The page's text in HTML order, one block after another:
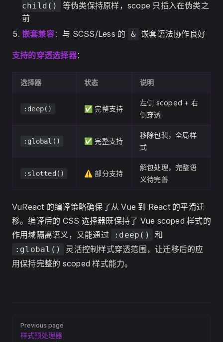
child()
等伪类保持原样，scope 只插入在伪类之
前
嵌套兼容：与 SCSS/Less 的 & 嵌套语法协作良好
支持的穿透选择器：
选择器 状态 说明
:deep() ✅ 完整支持
左侧 scoped + 右
侧穿透
:global() ✅ 完整支持
移除包装，全局样
式
:slotted() ⚠️ 部分支持
解包处理，完整语
义待完善
VuReact 的编译策略确保了从 Vue 到 React 的平滑迁
移。编译后的 CSS 选择器既保持了 Vue scoped 样式的
作用域隔离语义，又能通过
:deep() 和
:global()
灵活控制样式穿透范围，让迁移后的应
用保持完整的 scoped 样式能力。
Pager
Previous page
样式预处理器